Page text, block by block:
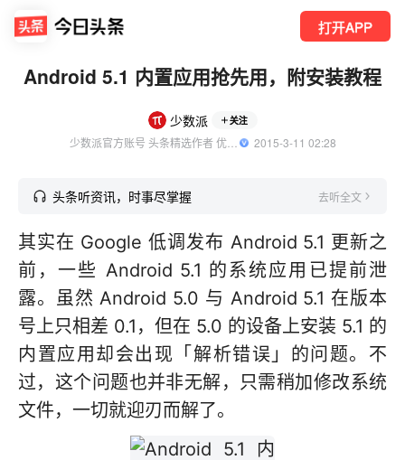
打开APP
Android 5.1 内置应用抢先用，附安装教程
少数派 关注
少数派官方账号 头条精选作者 优质数码领域创作者
  2015-3-11 02:28
头条听资讯，时事尽掌握 去听全文
其实在 Google 低调发布 Android 5.1 更新之
前，一些 Android 5.1 的系统应用已提前泄
露。虽然 Android 5.0 与 Android 5.1 在版本
号上只相差 0.1，但在 5.0 的设备上安装 5.1 的
内置应用却会出现「解析错误」的问题。不
过，这个问题也并非无解，只需稍加修改系统
文件，一切就迎刃而解了。